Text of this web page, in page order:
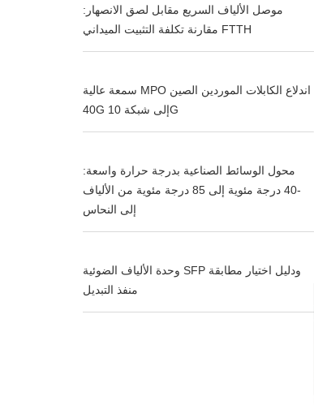
موصل الألياف السريع مقابل لصق الانصهار:
مقارنة تكلفة التثبيت الميداني FTTH
سمعة عالية MPO اندلاع الكابلات الموردين الصين
40G إلى شبكة 10G
محول الوسائط الصناعية بدرجة حرارة واسعة:
-40 درجة مئوية إلى 85 درجة مئوية من الألياف
إلى النحاس
وحدة الألياف الضوئية SFP ودليل اختيار مطابقة
منفذ التبديل